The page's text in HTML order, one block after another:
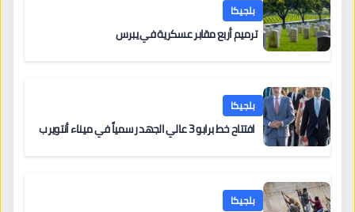
بلجيكا
ترميم أربع مقابر عسكرية في يبرس
بلجيكا
افتتاح خط برابو 3 عالي الجهد رسمياً في ميناء أنتويرب
بلجيكا